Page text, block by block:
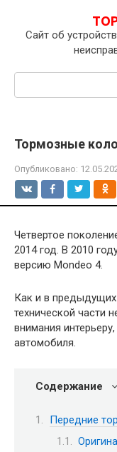
контентуСайт об
Поиск:
Тормозные
Опубликовано:
Четвертое
2014 год. В 2010
версию Mondeo 4.
Как и в предыдущих
технической части
внимания
автомобиля.
Содержание
Передние